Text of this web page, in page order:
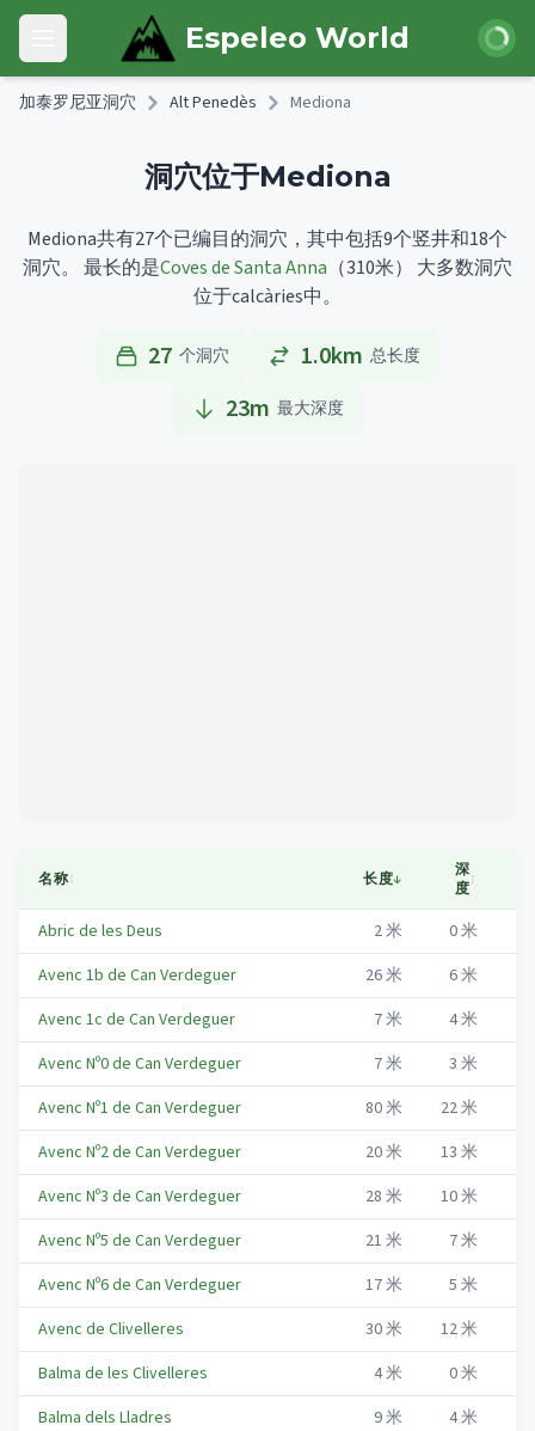
Skip to main content
Open main menu Espeleo World 登录
加泰罗尼亚洞穴 Alt Penedès Mediona
洞穴位于Mediona
Mediona共有27个已编目的洞穴，其中包括9个竖井和18个
洞穴。
最长的是Coves de Santa Anna （310米）
大多数洞穴
位于calcàries中。
27 个洞穴 1.0km 总长度
23m 最大深度
名称↕ 长度↓
深
度↕
Abric de les Deus 2米 0米
Avenc 1b de Can Verdeguer
26米 6米
Avenc 1c de Can Verdeguer
7米 4米
Avenc Nº0 de Can Verdeguer
7米 3 米
Avenc Nº1 de Can Verdeguer
80米 22米
Avenc Nº2 de Can Verdeguer
20米 13 米
Avenc Nº3 de Can Verdeguer
28 米 10米
Avenc Nº5 de Can Verdeguer
21 米 7米
Avenc Nº6 de Can Verdeguer
17米 5 米
Avenc de Clivelleres
30米 12米
Balma de les Clivelleres
4米 0米
Balma dels Lladres
9米 4米